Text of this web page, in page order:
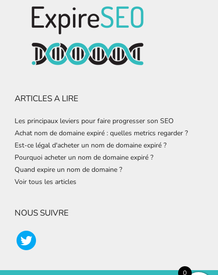
ARTICLES A LIRE
Les principaux leviers pour faire progresser son SEO
Achat nom de domaine expiré : quelles metrics regarder ?
Est-ce légal d'acheter un nom de domaine expiré ?
Pourquoi acheter un nom de domaine expiré ?
Quand expire un nom de domaine ?
Voir tous les articles
NOUS SUIVRE
0